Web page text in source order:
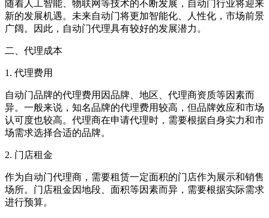
随着人工智能、物联网等技术的不断发展，自动门行业将迎来
新的发展机遇。未来自动门将更加智能化、人性化，市场前景
广阔。因此，自动门代理具有较好的发展潜力。
二、代理成本
1. 代理费用
自动门品牌的代理费用因品牌、地区、代理商资质等因素而
异。一般来说，知名品牌的代理费用较高，但品牌效应和市场
认可度也较高。代理商在申请代理时，需要根据自身实力和市
场需求选择合适的品牌。
2. 门店租金
作为自动门代理商，需要租赁一定面积的门店作为展示和销售
场所。门店租金因地段、面积等因素而异，需要根据实际需求
进行预算。